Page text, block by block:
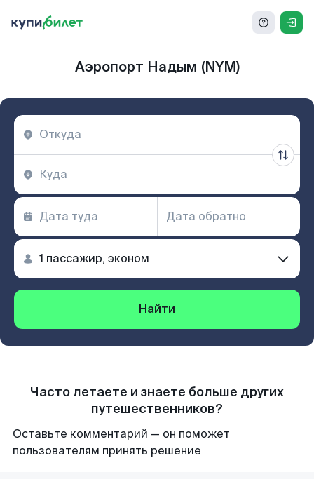
Аэропорт Надым (NYM)
Найти
Часто летаете и знаете больше других
путешественников?
Оставьте комментарий — он поможет
пользователям принять решение